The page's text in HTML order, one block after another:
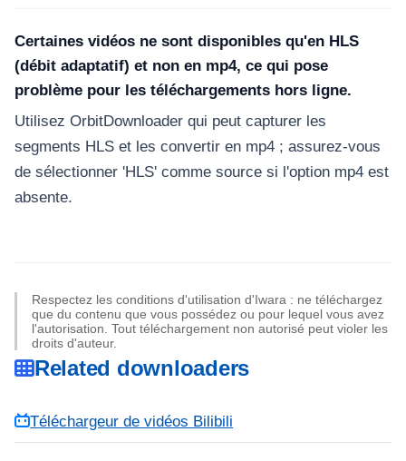
Certaines vidéos ne sont disponibles qu'en HLS
(débit adaptatif) et non en mp4, ce qui pose
problème pour les téléchargements hors ligne.
Utilisez OrbitDownloader qui peut capturer les
segments HLS et les convertir en mp4 ; assurez-vous
de sélectionner 'HLS' comme source si l'option mp4 est
absente.
Respectez les conditions d'utilisation d'Iwara : ne téléchargez
que du contenu que vous possédez ou pour lequel vous avez
l'autorisation. Tout téléchargement non autorisé peut violer les
droits d'auteur.
Related downloaders
Téléchargeur de vidéos Bilibili